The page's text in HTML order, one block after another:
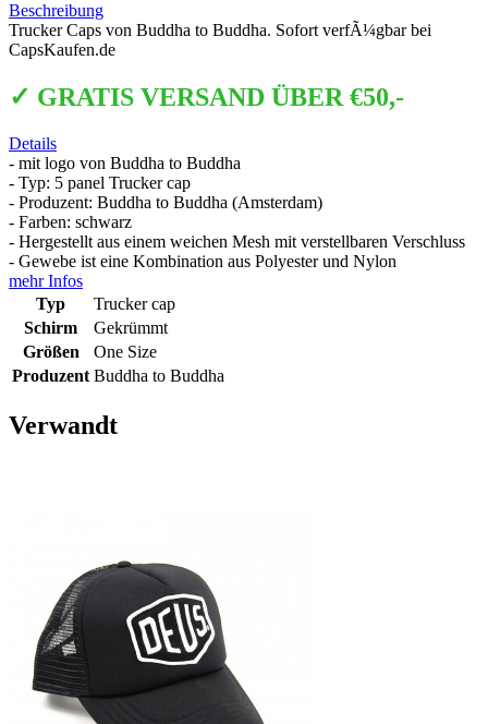
Beschreibung
Trucker Caps von Buddha to Buddha. Sofort verfÃ¼gbar bei
CapsKaufen.de
✓ GRATIS VERSAND ÜBER €50,-
Details
- mit logo von Buddha to Buddha
- Typ: 5 panel Trucker cap
- Produzent: Buddha to Buddha (Amsterdam)
- Farben: schwarz
- Hergestellt aus einem weichen Mesh mit verstellbaren Verschluss
- Gewebe ist eine Kombination aus Polyester und Nylon
mehr Infos
Typ
Trucker cap
Schirm
Gekrümmt
Größen
One Size
Produzent Buddha to Buddha
Verwandt